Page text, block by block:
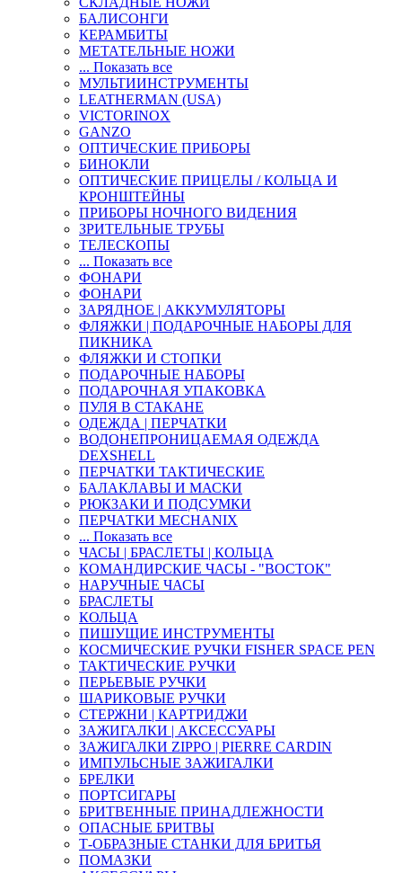
БАЛИСОНГИ
КЕРАМБИТЫ
МЕТАТЕЛЬНЫЕ НОЖИ
... Показать все
МУЛЬТИИНСТРУМЕНТЫ
LEATHERMAN (USA)
VICTORINOX
GANZO
ОПТИЧЕСКИЕ ПРИБОРЫ
БИНОКЛИ
ОПТИЧЕСКИЕ ПРИЦЕЛЫ / КОЛЬЦА И
КРОНШТЕЙНЫ
ПРИБОРЫ НОЧНОГО ВИДЕНИЯ
ЗРИТЕЛЬНЫЕ ТРУБЫ
ТЕЛЕСКОПЫ
... Показать все
ФОНАРИ
ФОНАРИ
ЗАРЯДНОЕ | АККУМУЛЯТОРЫ
ФЛЯЖКИ | ПОДАРОЧНЫЕ НАБОРЫ ДЛЯ
ПИКНИКА
ФЛЯЖКИ И СТОПКИ
ПОДАРОЧНЫЕ НАБОРЫ
ПОДАРОЧНАЯ УПАКОВКА
ПУЛЯ В СТАКАНЕ
ОДЕЖДА | ПЕРЧАТКИ
ВОДОНЕПРОНИЦАЕМАЯ ОДЕЖДА
DEXSHELL
ПЕРЧАТКИ ТАКТИЧЕСКИЕ
БАЛАКЛАВЫ И МАСКИ
РЮКЗАКИ И ПОДСУМКИ
ПЕРЧАТКИ MECHANIX
... Показать все
ЧАСЫ | БРАСЛЕТЫ | КОЛЬЦА
КОМАНДИРСКИЕ ЧАСЫ - "ВОСТОК"
НАРУЧНЫЕ ЧАСЫ
БРАСЛЕТЫ
КОЛЬЦА
ПИШУЩИЕ ИНСТРУМЕНТЫ
КОСМИЧЕСКИЕ РУЧКИ FISHER SPACE PEN
ТАКТИЧЕСКИЕ РУЧКИ
ПЕРЬЕВЫЕ РУЧКИ
ШАРИКОВЫЕ РУЧКИ
СТЕРЖНИ | КАРТРИДЖИ
ЗАЖИГАЛКИ | АКСЕССУАРЫ
ЗАЖИГАЛКИ ZIPPO | PIERRE CARDIN
ИМПУЛЬСНЫЕ ЗАЖИГАЛКИ
БРЕЛКИ
ПОРТСИГАРЫ
БРИТВЕННЫЕ ПРИНАДЛЕЖНОСТИ
ОПАСНЫЕ БРИТВЫ
Т-ОБРАЗНЫЕ СТАНКИ ДЛЯ БРИТЬЯ
ПОМАЗКИ